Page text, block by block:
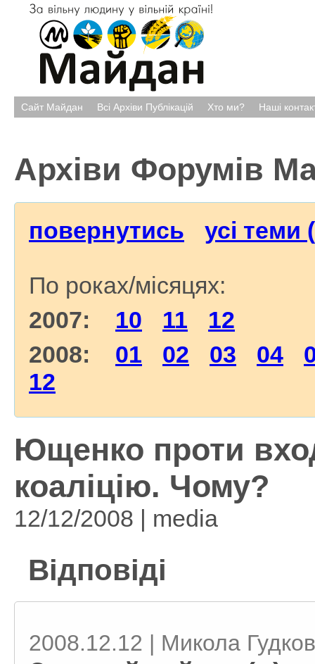
Сайт Майдан Всі Архіви Публікацій Хто ми? Наші
Архіви Форумів
повернутись усі теми
По роках/місяцях:
2007: 10 11
12
2008: 01 02 03 04
12
Ющенко проти
коаліцію. Чому?
12/12/2008 | media
Відповіді
2008.12.12 | Микола